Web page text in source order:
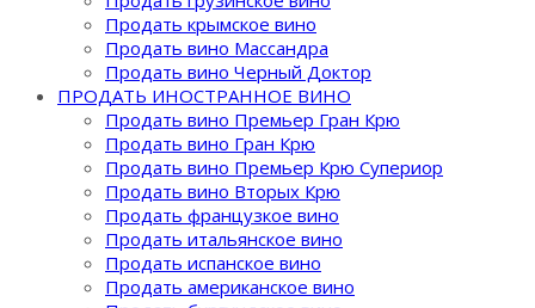
Продать крымское вино
Продать вино Массандра
Продать вино Черный Доктор
ПРОДАТЬ ИНОСТРАННОЕ ВИНО
Продать вино Премьер Гран Крю
Продать вино Гран Крю
Продать вино Премьер Крю Супериор
Продать вино Вторых Крю
Продать французкое вино
Продать итальянское вино
Продать испанское вино
Продать американское вино